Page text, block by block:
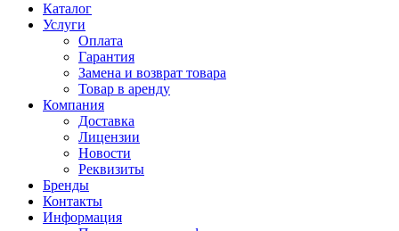
Каталог
Услуги
Оплата
Гарантия
Замена и возврат товара
Товар в аренду
Компания
Доставка
Лицензии
Новости
Реквизиты
Бренды
Контакты
Информация